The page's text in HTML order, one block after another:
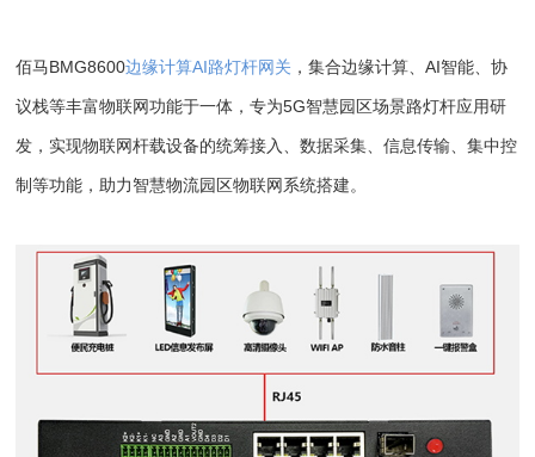
佰马BMG8600边缘计算AI路灯杆网关 ，集合边缘计算、AI智能、协
议栈等丰富物联网功能于一体，专为5G智慧园区场景路灯杆应用研
发，实现物联网杆载设备的统筹接入、数据采集、信息传输、集中控
制等功能，助力智慧物流园区物联网系统搭建。